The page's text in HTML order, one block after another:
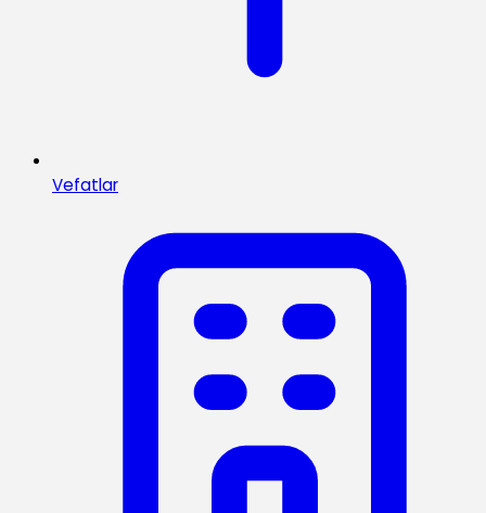
Vefatlar